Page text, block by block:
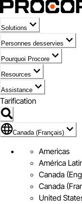
Solutions
Personnes desservies
Pourquoi Procore
Resources
Assistance
Tarification
Pavillon de Canada (Français)
Canada (Français)
Americas
América
Canada
Canada
United